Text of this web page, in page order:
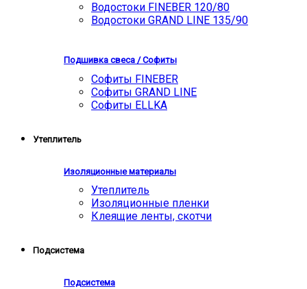
Водостоки FINEBER 120/80
Водостоки GRAND LINE 135/90
Подшивка свеса / Софиты
Софиты FINEBER
Софиты GRAND LINE
Софиты ELLKA
Утеплитель
Изоляционные материалы
Утеплитель
Изоляционные пленки
Клеящие ленты, скотчи
Подсистема
Подсистема